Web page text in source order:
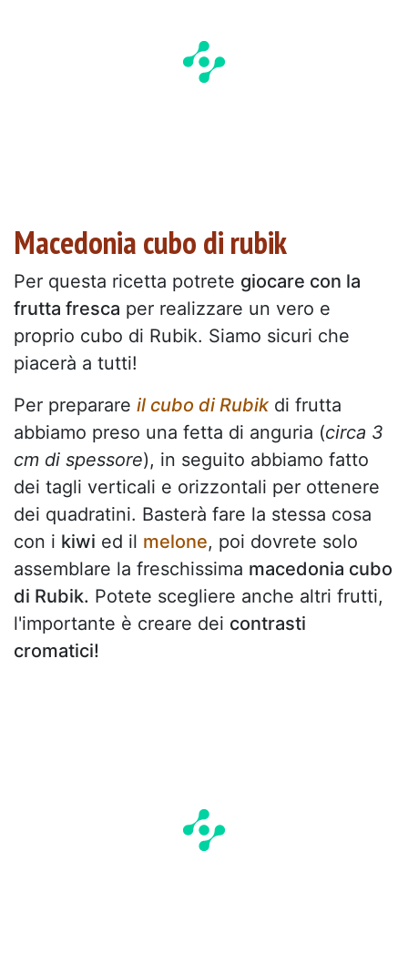
Macedonia cubo di rubik
Per questa ricetta potrete giocare con la
frutta fresca per realizzare un vero e
proprio cubo di Rubik. Siamo sicuri che
piacerà a tutti!
Per preparare il cubo di Rubikdi frutta
abbiamo preso una fetta di anguria (circa 3
cm di spessore), in seguito abbiamo fatto
dei tagli verticali e orizzontali per ottenere
dei quadratini. Basterà fare la stessa cosa
con i kiwi ed il melone, poi dovrete solo
assemblare la freschissima macedonia cubo
di Rubik. Potete scegliere anche altri frutti,
l'importante è creare dei contrasti
cromatici!